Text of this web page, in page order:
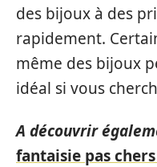
des bijoux à des
rapidement.
même des bijoux
idéal si vous
A découvrir
fantaisie pas